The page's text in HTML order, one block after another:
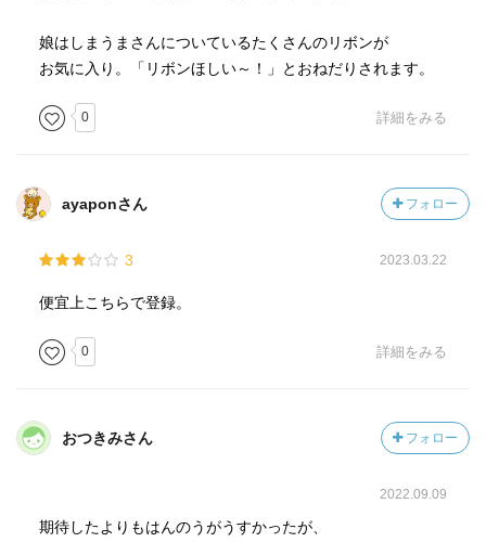
娘はしまうまさんについているたくさんのリボンが
お気に入り。「リボンほしい～！」とおねだりされます。
0 詳細をみる
ayaponさん フォロー
3 2023.03.22
便宜上こちらで登録。
0 詳細をみる
おつきみさん フォロー
2022.09.09
期待したよりもはんのうがうすかったが、